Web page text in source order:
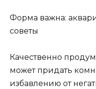
Форма важна:
советы
Качественно
может придать
избавлению от